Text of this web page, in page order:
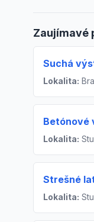
Zaujímavé
Suchá
Lokalita:
Betónové
Lokalita:
Strešné
Lokalita: